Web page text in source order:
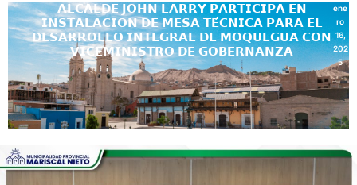
Transparencia
Seguridad
Programas
𝗔𝗟𝗖𝗔𝗟𝗗𝗘 𝗝𝗢𝗛𝗡 𝗟𝗔𝗥𝗥𝗬 𝗣𝗔𝗥𝗧𝗜𝗖𝗜𝗣𝗔 𝗘𝗡
𝗜𝗡𝗦𝗧𝗔𝗟𝗔𝗖𝗜𝗢𝗡 𝗗𝗘 𝗠𝗘𝗦𝗔 𝗧𝗘́𝗖𝗡𝗜𝗖𝗔 𝗣𝗔𝗥𝗔 𝗘𝗟
𝗗𝗘𝗦𝗔𝗥𝗥𝗢𝗟𝗟𝗢 𝗜𝗡𝗧𝗘𝗚𝗥𝗔𝗟 𝗗𝗘 𝗠𝗢𝗤𝗨𝗘𝗚𝗨𝗔 𝗖𝗢𝗡
𝗩𝗜𝗖𝗘𝗠𝗜𝗡𝗜𝗦𝗧𝗥𝗢 𝗗𝗘 𝗚𝗢𝗕𝗘𝗥𝗡𝗔𝗡𝗭𝗔
ene
ro
16,
202
5